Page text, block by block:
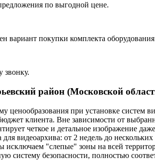
по выгодной цене.
вариант покупки комплекта оборудования
звонку.
район (Московской
ценообразования при установке
клиента. Вне зависимости от
четкое и детальное изображение
видеоархива: от 2 недель до
исключаем "слепые" зоны на всей
систему безопасности, полностью